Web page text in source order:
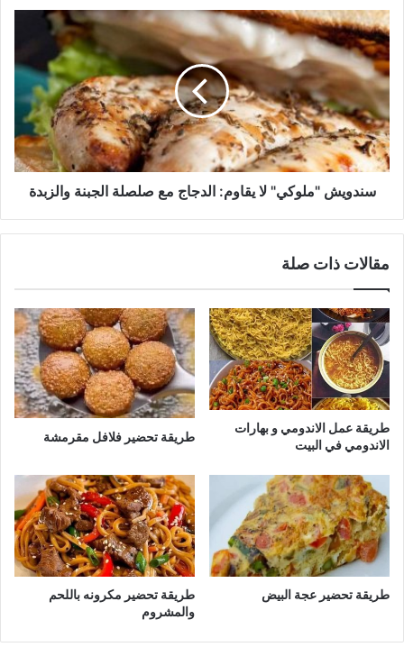
سندويش
"ملوكي"
لا
يقاوم:
الدجاج
مع
صلصلة
الجبنة
والزبدة
سندويش "ملوكي" لا يقاوم: الدجاج مع صلصلة الجبنة والزبدة
مقالات ذات صلة
طريقة عمل الاندومي و بهارات
الاندومي في البيت
طريقة تحضير فلافل مقرمشة
طريقة تحضير عجة البيض
طريقة تحضير مكرونه باللحم
والمشروم